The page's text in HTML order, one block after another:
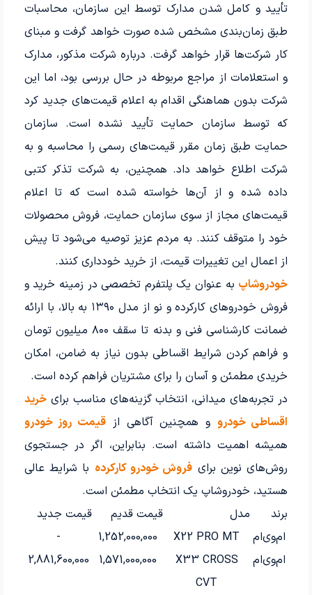
تأیید و کامل شدن مدارک توسط این سازمان، محاسبات
طبق زمان‌بندی مشخص شده صورت خواهد گرفت و مبنای
کار شرکت‌ها قرار خواهد گرفت. درباره شرکت مذکور، مدارک
و استعلامات از مراجع مربوطه در حال بررسی بود، اما این
شرکت بدون هماهنگی اقدام به اعلام قیمت‌های جدید کرد
که توسط سازمان حمایت تأیید نشده است. سازمان
حمایت طبق زمان مقرر قیمت‌های رسمی را محاسبه و به
شرکت اطلاع خواهد داد. همچنین، به شرکت تذکر کتبی
داده شده و از آن‌ها خواسته شده است که تا اعلام
قیمت‌های مجاز از سوی سازمان حمایت، فروش محصولات
خود را متوقف کنند. به مردم عزیز توصیه می‌شود تا پیش
از اعمال این تغییرات قیمت، از خرید خودداری کنند.
خودروشاپ به عنوان یک پلتفرم تخصصی در زمینه خرید و
فروش خودروهای کارکرده و نو از مدل ۱۳۹۰ به بالا، با ارائه
ضمانت کارشناسی فنی و بدنه تا سقف ۸۰۰ میلیون تومان
و فراهم کردن شرایط اقساطی بدون نیاز به ضامن، امکان
خریدی مطمئن و آسان را برای مشتریان فراهم کرده است.
در تجربه‌های میدانی، انتخاب گزینه‌های مناسب برایخرید
اقساطی خودرو و همچنین آگاهی از قیمت روز خودرو
همیشه اهمیت داشته است. بنابراین، اگر در جستجوی
روش‌های نوین برای فروش خودرو کارکرده با شرایط عالی
هستید، خودروشاپ یک انتخاب مطمئن است.
برند
مدل قیمت قدیم
قیمت جدید
ام‌وی‌ام
X22 PRO MT
1,252,000,000
-
ام‌وی‌ام
X33 CROSS
CVT
1,571,000,000
2,881,600,000